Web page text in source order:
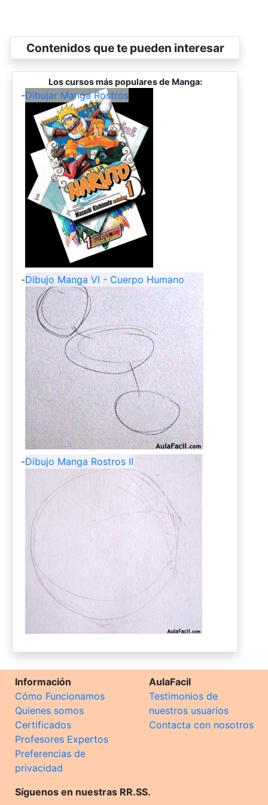
Contenidos que te pueden interesar
Los cursos más populares de Manga:
-Dibujar Manga Rostros
-Dibujo Manga VI - Cuerpo Humano
-Dibujo Manga Rostros II
Información
Cómo Funcionamos
Quienes somos
Certificados
Profesores Expertos
Preferencias de
privacidad
AulaFacil
Testimonios de
nuestros usuarios
Contacta con nosotros
Síguenos en nuestras RR.SS.